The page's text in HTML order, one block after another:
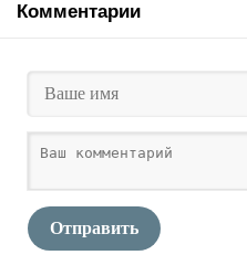
Комментарии
Отправить